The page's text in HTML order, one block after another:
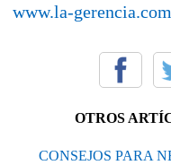
www.la-gerencia.com
OTROS
CONSEJOS PARA